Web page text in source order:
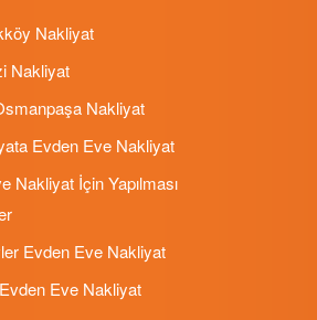
Nakliyat
Nakliyat
Nakliyat
Evden Eve Nakliyat
Nakliyat İçin Yapılması
Evden Eve Nakliyat
Eve Nakliyat